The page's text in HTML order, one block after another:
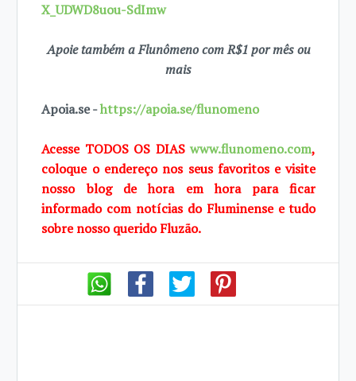
X_UDWD8uou-SdImw
Apoie também a Flunômeno com R$1 por mês ou
mais
Apoia.se -https://apoia.se/flunomeno
Acesse TODOS OS DIASwww.flunomeno.com,
coloque o endereço nos seus favoritos e visite
nosso blog de hora em hora para ficar
informado com notícias do Fluminense e tudo
sobre nosso querido Fluzão.